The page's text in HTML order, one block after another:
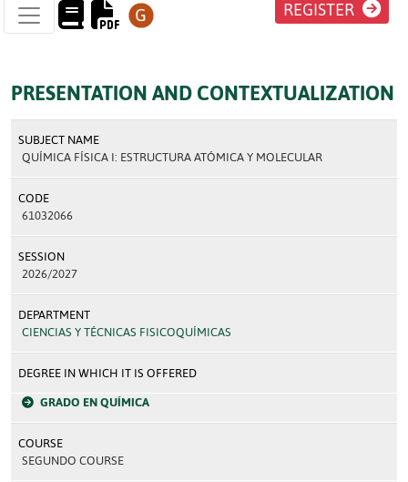
REGISTER
PRESENTATION AND CONTEXTUALIZATION
SUBJECT NAME
QUÍMICA FÍSICA I: ESTRUCTURA ATÓMICA Y MOLECULAR
CODE
61032066
SESSION
2026/2027
DEPARTMENT
CIENCIAS Y TÉCNICAS FISICOQUÍMICAS
DEGREE IN WHICH IT IS OFFERED
GRADO EN QUÍMICA
COURSE
SEGUNDO COURSE